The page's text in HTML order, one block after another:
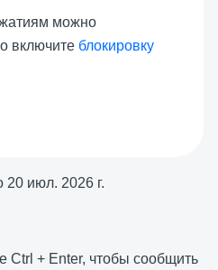
можно
включите блокировку
20 июл. 2026 г.
Ctrl + Enter, чтобы сообщить